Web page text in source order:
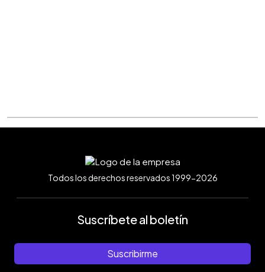
Todos los derechos reservados 1999-2026
Suscríbete al boletín
Suscribirme